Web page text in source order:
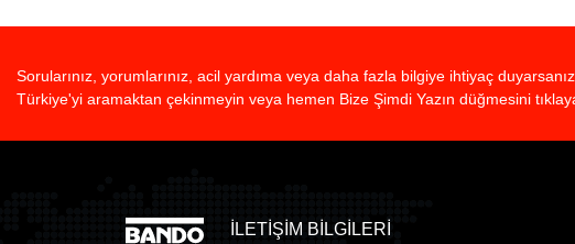
Sorularınız, yorumlarınız, acil yardıma veya daha fazla bilgiye ihtiyaç
Türkiye'yi aramaktan çekinmeyin veya hemen Bize Şimdi Yazın düğmesini
İLETİŞİM BİLGİLERİ